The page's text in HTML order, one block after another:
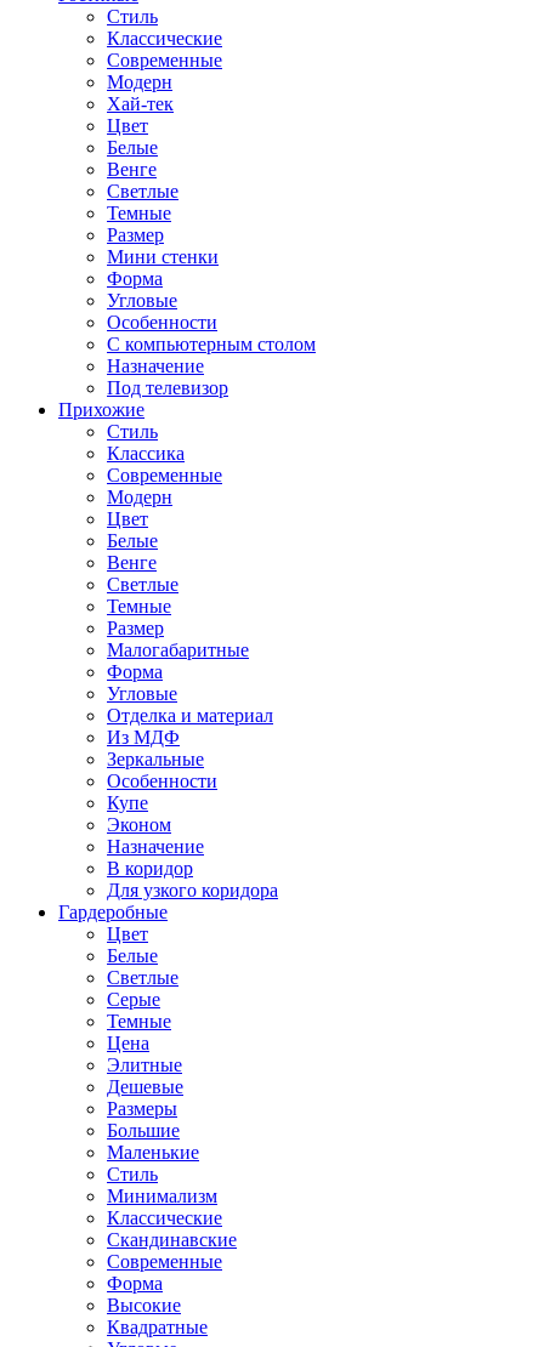
Стиль
Классические
Современные
Модерн
Хай-тек
Цвет
Белые
Венге
Светлые
Темные
Размер
Мини стенки
Форма
Угловые
Особенности
С компьютерным столом
Назначение
Под телевизор
Прихожие
Стиль
Классика
Современные
Модерн
Цвет
Белые
Венге
Светлые
Темные
Размер
Малогабаритные
Форма
Угловые
Отделка и материал
Из МДФ
Зеркальные
Особенности
Купе
Эконом
Назначение
В коридор
Для узкого коридора
Гардеробные
Цвет
Белые
Светлые
Серые
Темные
Цена
Элитные
Дешевые
Размеры
Большие
Маленькие
Стиль
Минимализм
Классические
Скандинавские
Современные
Форма
Высокие
Квадратные